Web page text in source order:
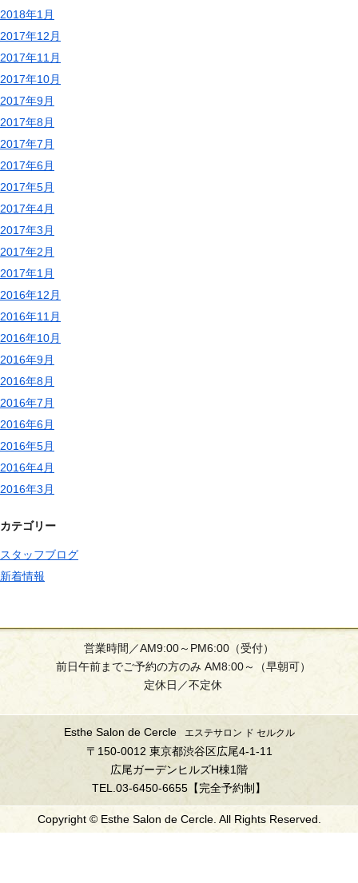
2018年1月
2017年12月
2017年11月
2017年10月
2017年9月
2017年8月
2017年7月
2017年6月
2017年5月
2017年4月
2017年3月
2017年2月
2017年1月
2016年12月
2016年11月
2016年10月
2016年9月
2016年8月
2016年7月
2016年6月
2016年5月
2016年4月
2016年3月
カテゴリー
スタッフブログ
新着情報
営業時間／AM9:00～PM6:00（受付）
前日午前までご予約の方のみ AM8:00～（早朝可）
定休日／不定休
Esthe Salon de Cercle エステサロン ド セルクル
〒150-0012 東京都渋谷区広尾4-1-11
広尾ガーデンヒルズH棟1階
TEL.03-6450-6655【完全予約制】
Copyright © Esthe Salon de Cercle. All Rights Reserved.